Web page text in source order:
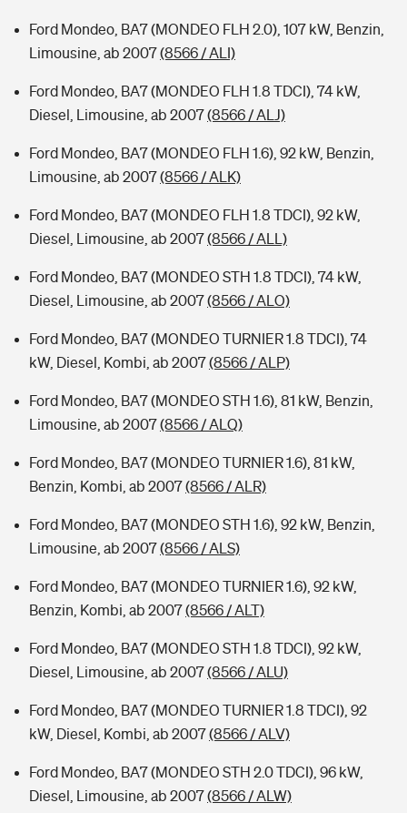
Ford Mondeo, BA7 (MONDEO FLH 2.0), 107 kW, Benzin,
Limousine, ab 2007(8566 / ALI)
Ford Mondeo, BA7 (MONDEO FLH 1.8 TDCI), 74 kW,
Diesel, Limousine, ab 2007(8566 / ALJ)
Ford Mondeo, BA7 (MONDEO FLH 1.6), 92 kW, Benzin,
Limousine, ab 2007(8566 / ALK)
Ford Mondeo, BA7 (MONDEO FLH 1.8 TDCI), 92 kW,
Diesel, Limousine, ab 2007(8566 / ALL)
Ford Mondeo, BA7 (MONDEO STH 1.8 TDCI), 74 kW,
Diesel, Limousine, ab 2007(8566 / ALO)
Ford Mondeo, BA7 (MONDEO TURNIER 1.8 TDCI), 74
kW, Diesel, Kombi, ab 2007(8566 / ALP)
Ford Mondeo, BA7 (MONDEO STH 1.6), 81 kW, Benzin,
Limousine, ab 2007(8566 / ALQ)
Ford Mondeo, BA7 (MONDEO TURNIER 1.6), 81 kW,
Benzin, Kombi, ab 2007(8566 / ALR)
Ford Mondeo, BA7 (MONDEO STH 1.6), 92 kW, Benzin,
Limousine, ab 2007(8566 / ALS)
Ford Mondeo, BA7 (MONDEO TURNIER 1.6), 92 kW,
Benzin, Kombi, ab 2007(8566 / ALT)
Ford Mondeo, BA7 (MONDEO STH 1.8 TDCI), 92 kW,
Diesel, Limousine, ab 2007(8566 / ALU)
Ford Mondeo, BA7 (MONDEO TURNIER 1.8 TDCI), 92
kW, Diesel, Kombi, ab 2007(8566 / ALV)
Ford Mondeo, BA7 (MONDEO STH 2.0 TDCI), 96 kW,
Diesel, Limousine, ab 2007(8566 / ALW)